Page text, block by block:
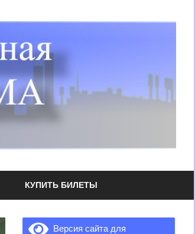
КУПИТЬ БИЛЕТЫ
Версия сайта для